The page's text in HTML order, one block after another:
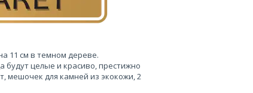
11 см в темном дереве.
будут целые и красиво, престижно
мешочек для камней из экокожи, 2